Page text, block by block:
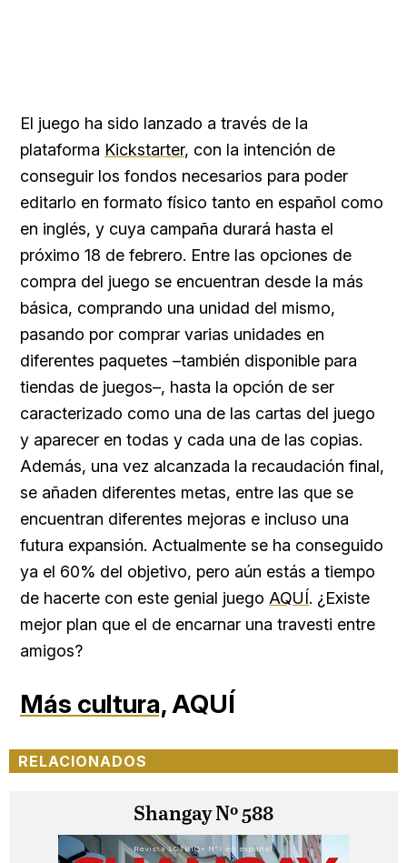
El juego ha sido lanzado a través de la
plataforma Kickstarter, con la intención de
conseguir los fondos necesarios para poder
editarlo en formato físico tanto en español como
en inglés, y cuya campaña durará hasta el
próximo 18 de febrero. Entre las opciones de
compra del juego se encuentran desde la más
básica, comprando una unidad del mismo,
pasando por comprar varias unidades en
diferentes paquetes –también disponible para
tiendas de juegos–, hasta la opción de ser
caracterizado como una de las cartas del juego
y aparecer en todas y cada una de las copias.
Además, una vez alcanzada la recaudación final,
se añaden diferentes metas, entre las que se
encuentran diferentes mejoras e incluso una
futura expansión. Actualmente se ha conseguido
ya el 60% del objetivo, pero aún estás a tiempo
de hacerte con este genial juego AQUÍ. ¿Existe
mejor plan que el de encarnar una travesti entre
amigos?
Más cultura,AQUÍ
RELACIONADOS
Shangay Nº 588